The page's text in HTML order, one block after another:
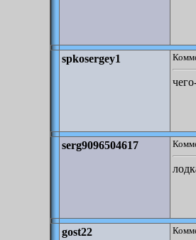
spkosergey1
serg9096504617
gost22